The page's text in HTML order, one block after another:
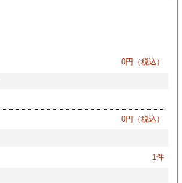
0円（税込）
0円（税込）
1件